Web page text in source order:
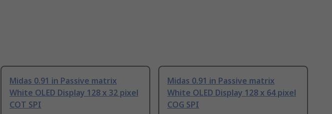
Midas 0.91 in Passive matrix
White OLED Display 128 x 32 pixel
COT SPI
Midas 0.91 in Passive matrix
White OLED Display 128 x 64 pixel
COG SPI